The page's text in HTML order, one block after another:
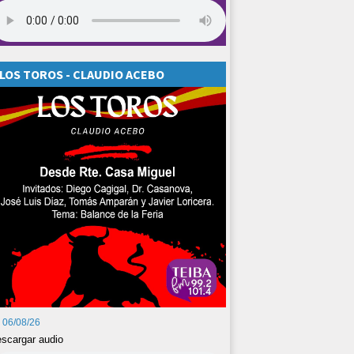
LOS TOROS - CLAUDIO ACEBO
06/08/26
audio